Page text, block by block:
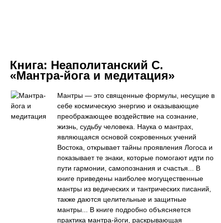
Книга: Неаполитанский С.
«Мантра-йога и медитация»
Мантры — это священные формулы, несущие в
себе космическую энергию и оказывающие
преображающее воздействие на сознание,
жизнь, судьбу человека. Наука о мантрах,
являющаяся основой сокровенных учений
Востока, открывает тайны проявления Логоса и
показывает те знаки, которые помогают идти по
пути гармонии, самопознания и счастья... В
книге приведены наиболее могущественные
мантры из ведических и тантрических писаний,
также даются целительные и защитные
мантры... В книге подробно объясняется
практика мантра-йоги, раскрывающая